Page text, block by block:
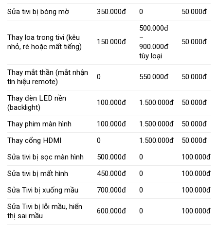
Sửa tivi bị bóng mờ 350.000đ 0 50.000đ
Thay loa trong tivi (kêu
nhỏ, rè hoặc mất tiếng)
150.000đ
500.000đ
–
900.000đ
tùy loại
50.000đ
Thay mắt thần (mắt nhận
tín hiệu remote)
0 550.000đ 50.000đ
Thay đèn LED nền
(backlight)
100.000đ 1.500.000đ 50.000đ
Thay phim màn hình 100.000đ 1.500.000đ
50.000đ
Thay cổng HDMI
0 1.500.000đ
50.000đ
Sửa tivi bị sọc màn hình
500.000đ 0
100.000đ
Sửa tivi bị mất hình
450.000đ 0
100.000đ
Sửa Tivi bị xuống mầu
700.000đ 0
100.000đ
Sửa Tivi bị lỗi mầu, hiển
thị sai mầu
600.000đ 0 100.000đ